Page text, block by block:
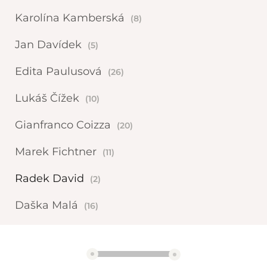
Karolína Kamberská (8)
Jan Davídek (5)
Edita Paulusová (26)
Lukáš Čížek (10)
Gianfranco Coizza (20)
Marek Fichtner (11)
Radek David (2)
Daška Malá (16)